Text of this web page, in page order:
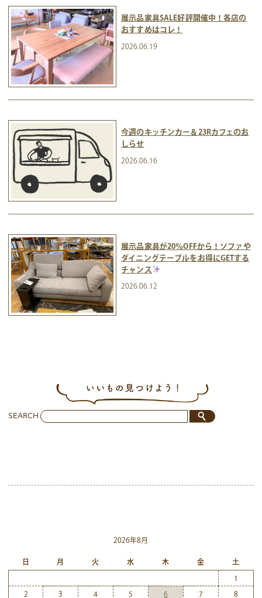
展示品家具SALE好評開催中！各店の
おすすめはコレ！
2026.06.19
今週のキッチンカー＆23Rカフェのお
しらせ
2026.06.16
展示品家具が20％OFFから！ソファや
ダイニングテーブルをお得にGETする
チャンス
2026.06.12
SEARCH
2026年8月
日 月 火 水 木 金 土
1
2 3 4 5 6 7 8